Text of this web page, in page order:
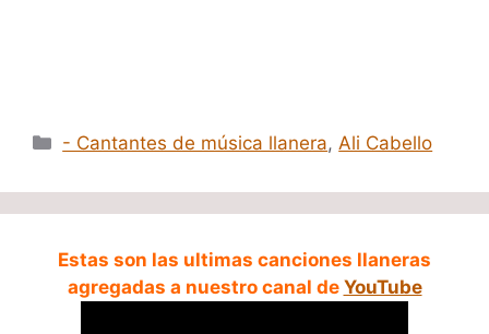
Categorías
- Cantantes de música llanera,Ali Cabello
Estas son las ultimas canciones llaneras
agregadas a nuestro canal de YouTube